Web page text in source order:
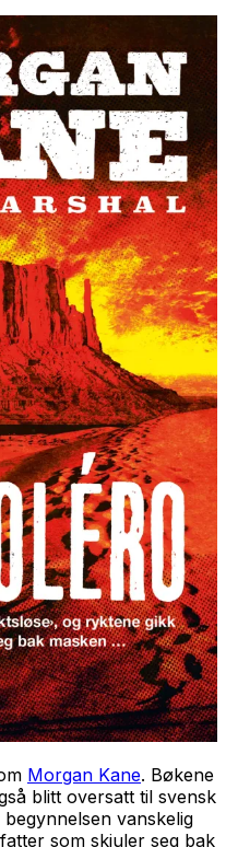
Morgan Kane. Bøkene
blitt oversatt til svensk
vanskelig
som skjuler seg bak